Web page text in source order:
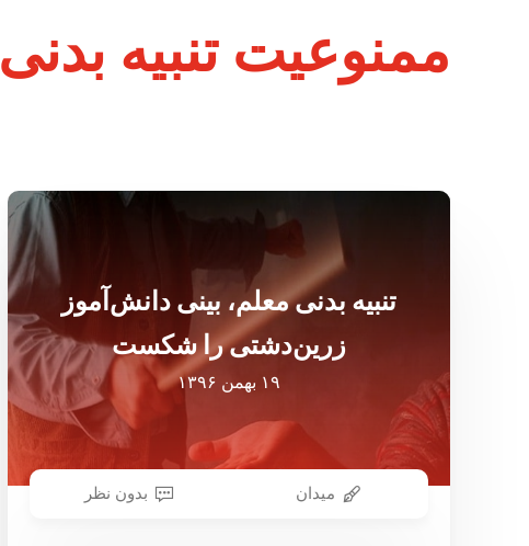
ممنوعیت تنبیه بدنی
تنبیه بدنی معلم، بینی دانش‌آموز
زرین‌دشتی را شکست
۱۹ بهمن ۱۳۹۶
میدان بدون نظر